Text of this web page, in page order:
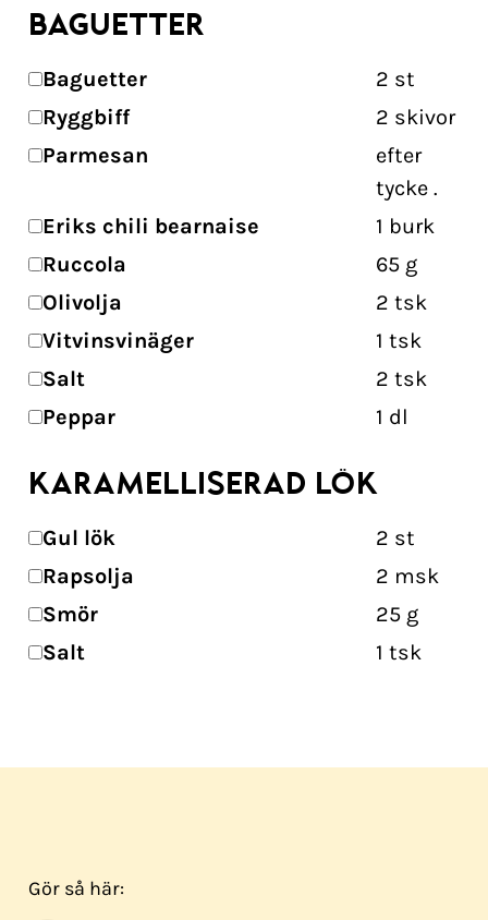
BAGUETTER
Baguetter 2 st
Ryggbiff
2 skivor
Parmesan
efter
tycke.
Eriks chili bearnaise
1 burk
Ruccola
65 g
Olivolja
2tsk
Vitvinsvinäger
1tsk
Salt
2tsk
Peppar
1 dl
KARAMELLISERAD LÖK
Gul lök 2 st
Rapsolja
2 msk
Smör
25 g
Salt
1tsk
Gör så här: